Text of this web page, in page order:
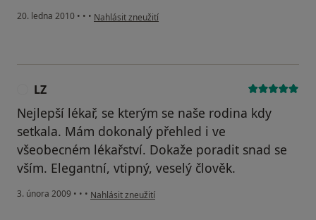
20. ledna 2010 • • • podle názoru uživatele Pacient
Nahlásit zneužití
LZ
Nejlepší lékař, se kterým se naše rodina kdy
setkala. Mám dokonalý přehled i ve
všeobecném lékařství. Dokaže poradit snad se
vším. Elegantní, vtipný, veselý člověk.
3. února 2009 • • • podle názoru uživatele LZ
Nahlásit zneužití